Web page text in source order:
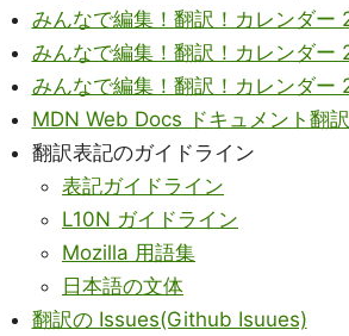
みんなで編集！翻訳！カレンダー
みんなで編集！翻訳！カレンダー
みんなで編集！翻訳！カレンダー
MDN Web Docs ドキュメント翻
翻訳表記のガイドライン
表記ガイドライン
L10N ガイドライン
Mozilla 用語集
日本語の文体
翻訳の Issues(Github Isuues)